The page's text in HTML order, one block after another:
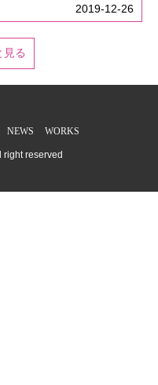
いね)composer require
backup:5.* ← 5.*は
らspatie/laravel-
してください。実行し
始まってPackage
ください。php artisan
成されます。こちら
2019-12-26
見る
NEWS WORKS
right reserved